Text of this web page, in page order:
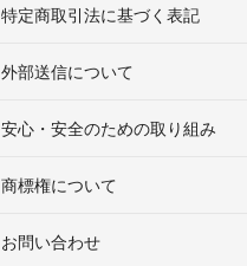
特定商取引法に基づく表記
外部送信について
安心・安全のための取り組み
商標権について
お問い合わせ